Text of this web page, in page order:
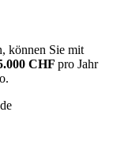
können Sie mit
CHF pro Jahr